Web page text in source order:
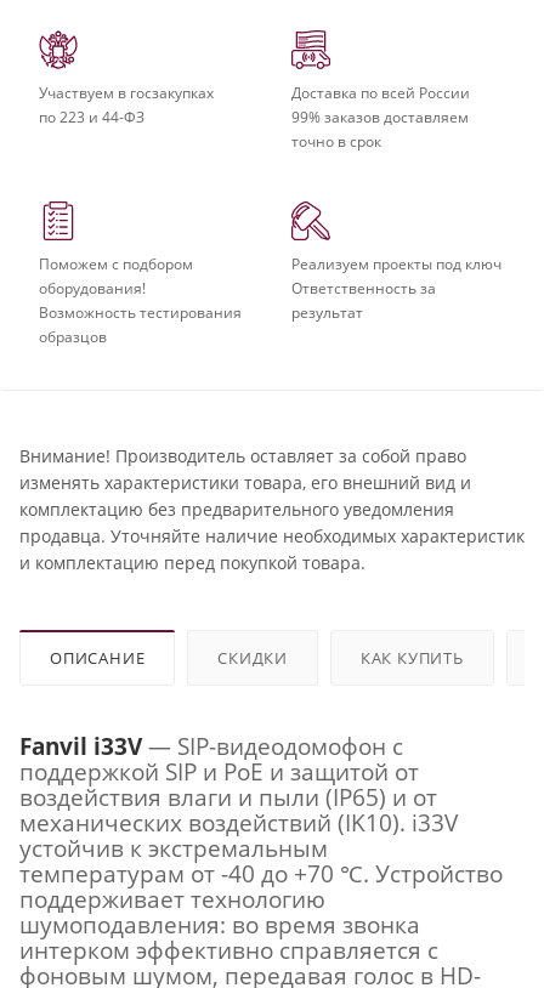
Участвуем в госзакупках
по 223 и 44-ФЗ
Доставка по всей России
99% заказов доставляем
точно в срок
Поможем с подбором
оборудования!
Возможность тестирования
образцов
Реализуем проекты под ключ
Ответственность за
результат
Внимание! Производитель оставляет за собой право
изменять характеристики товара, его внешний вид и
комплектацию без предварительного уведомления
продавца. Уточняйте наличие необходимых характеристик
и комплектацию перед покупкой товара.
ОПИСАНИЕ СКИДКИ КАК КУПИТЬ
Fanvil i33V— SIP-видеодомофон с
поддержкой SIP и PoE и защитой от
воздействия влаги и пыли (IP65) и от
механических воздействий (IK10). i33V
устойчив к экстремальным
температурам от -40 до +70 ℃. Устройство
поддерживает технологию
шумоподавления: во время звонка
интерком эффективно справляется с
фоновым шумом, передавая голос в HD-